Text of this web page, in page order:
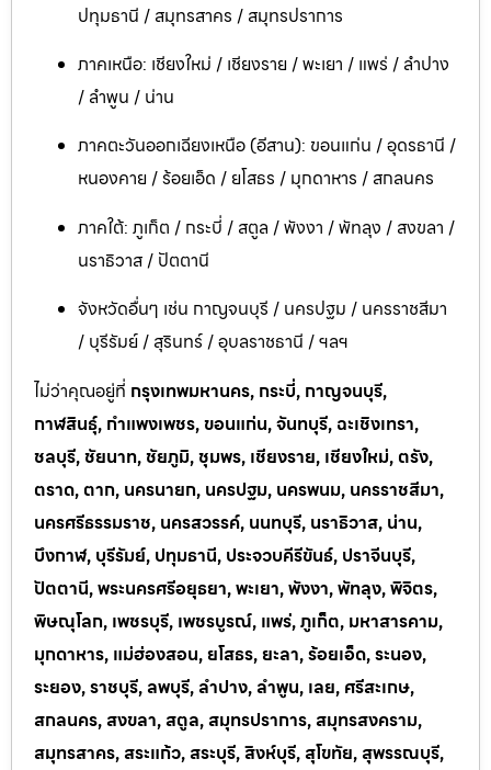
ปทุมธานี / สมุทรสาคร / สมุทรปราการ
ภาคเหนือ: เชียงใหม่ / เชียงราย / พะเยา / แพร่ / ลำปาง
/ ลำพูน / น่าน
ภาคตะวันออกเฉียงเหนือ (อีสาน): ขอนแก่น / อุดรธานี /
หนองคาย / ร้อยเอ็ด / ยโสธร / มุกดาหาร / สกลนคร
ภาคใต้: ภูเก็ต / กระบี่ / สตูล / พังงา / พัทลุง / สงขลา /
นราธิวาส / ปัตตานี
จังหวัดอื่นๆ เช่น กาญจนบุรี / นครปฐม / นครราชสีมา
/ บุรีรัมย์ / สุรินทร์ / อุบลราชธานี / ฯลฯ
ไม่ว่าคุณอยู่ที่ กรุงเทพมหานคร, กระบี่, กาญจนบุรี,
กาฬสินธุ์, กำแพงเพชร, ขอนแก่น, จันทบุรี, ฉะเชิงเทรา,
ชลบุรี, ชัยนาท, ชัยภูมิ, ชุมพร, เชียงราย, เชียงใหม่, ตรัง,
ตราด, ตาก, นครนายก, นครปฐม, นครพนม, นครราชสีมา,
นครศรีธรรมราช, นครสวรรค์, นนทบุรี, นราธิวาส, น่าน,
บึงกาฬ, บุรีรัมย์, ปทุมธานี, ประจวบคีรีขันธ์, ปราจีนบุรี,
ปัตตานี, พระนครศรีอยุธยา, พะเยา, พังงา, พัทลุง, พิจิตร,
พิษณุโลก, เพชรบุรี, เพชรบูรณ์, แพร่, ภูเก็ต, มหาสารคาม,
มุกดาหาร, แม่ฮ่องสอน, ยโสธร, ยะลา, ร้อยเอ็ด, ระนอง,
ระยอง, ราชบุรี, ลพบุรี, ลำปาง, ลำพูน, เลย, ศรีสะเกษ,
สกลนคร, สงขลา, สตูล, สมุทรปราการ, สมุทรสงคราม,
สมุทรสาคร, สระแก้ว, สระบุรี, สิงห์บุรี, สุโขทัย, สุพรรณบุรี,